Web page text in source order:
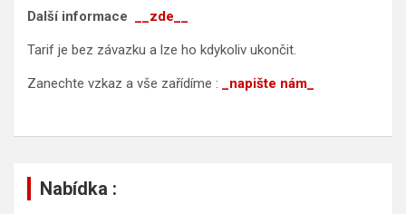
Další informace __zde__
Tarif je bez závazku a lze ho kdykoliv ukončit.
Zanechte vzkaz a vše zařídíme : _napište nám_
Nabídka :